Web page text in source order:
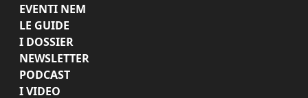
EVENTI NEM
LE GUIDE
I DOSSIER
NEWSLETTER
PODCAST
I VIDEO